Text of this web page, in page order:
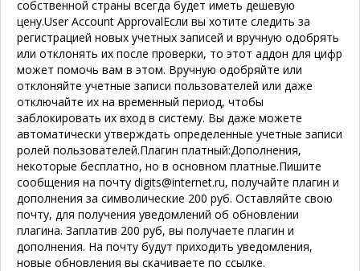
собственной страны всегда будет иметь дешевую
цену.User Account ApprovalЕсли вы хотите следить за
регистрацией новых учетных записей и вручную одобрять
или отклонять их после проверки, то этот аддон для цифр
может помочь вам в этом. Вручную одобряйте или
отклоняйте учетные записи пользователей или даже
отключайте их на временный период, чтобы
заблокировать их вход в систему. Вы даже можете
автоматически утверждать определенные учетные записи
ролей пользователей.Плагин платный:Дополнения,
некоторые бесплатно, но в основном платные.Пишите
сообщения на почту digits@internet.ru, получайте плагин и
дополнения за символические 200 руб. Оставляйте свою
почту, для получения уведомлений об обновлении
плагина. Заплатив 200 руб, вы получаете плагин и
дополнения. На почту будут приходить уведомления,
новые обновления вы скачиваете по ссылке.